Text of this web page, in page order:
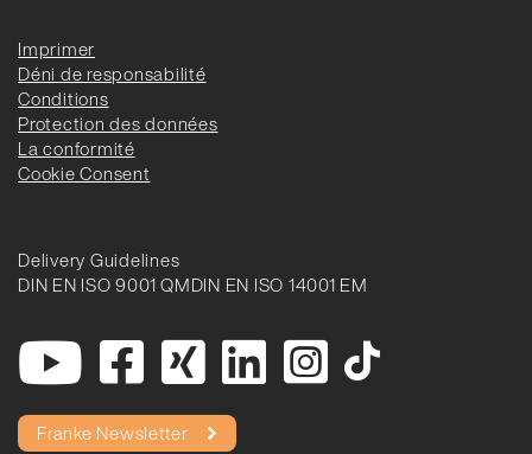
Imprimer
Déni de responsabilité
Conditions
Protection des données
La conformité
Cookie Consent
Delivery Guidelines
DIN EN ISO 9001 QMDIN EN ISO 14001 EM
Franke Newsletter